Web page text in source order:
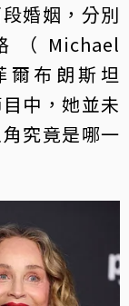
婚姻，分別
Michael
爾布朗斯坦
中，她並未
究竟是哪一